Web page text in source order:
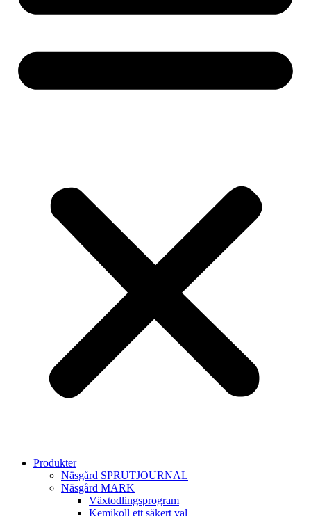
Produkter
Näsgård SPRUTJOURNAL
Näsgård MARK
Växtodlingsprogram
Kemikoll ett säkert val